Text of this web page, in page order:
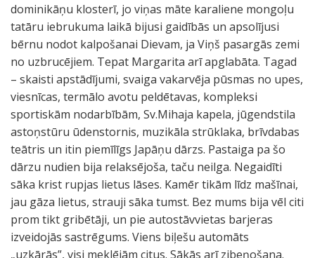
dominikāņu klosterī, jo viņas māte karaliene mongoļu
tatāru iebrukuma laikā bijusi gaidībās un apsolījusi
bērnu nodot kalpošanai Dievam, ja Viņš pasargās zemi
no uzbrucējiem. Tepat Margarita arī apglabāta. Tagad
– skaisti apstādījumi, svaiga vakarvēja pūsmas no upes,
viesnīcas, termālo avotu peldētavas, kompleksi
sportiskām nodarbībām, Sv.Mihaja kapela, jūgendstila
astoņstūru ūdenstornis, muzikāla strūklaka, brīvdabas
teātris un itin piemīlīgs Japāņu dārzs. Pastaiga pa šo
dārzu nudien bija relaksējoša, taču neilga. Negaidīti
sāka krist rupjas lietus lāses. Kamēr tikām līdz mašīnai,
jau gāza lietus, strauji sāka tumst. Bez mums bija vēl citi
prom tikt gribētāji, un pie autostāvvietas barjeras
izveidojās sastrēgums. Viens biļešu automāts
„uzkārās”, visi meklējām citus. Sākās arī zibeņošana.